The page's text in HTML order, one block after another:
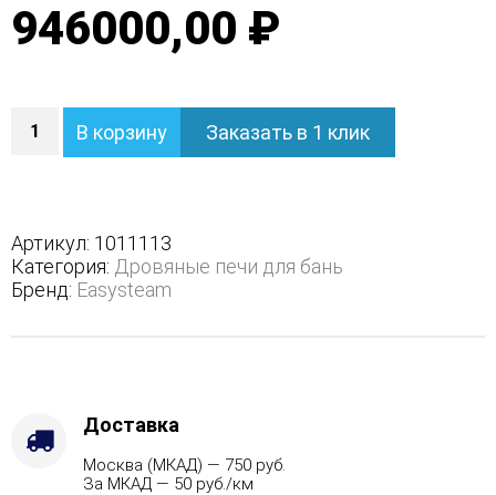
946000,00 ₽
Печь
-
Варианты
кожуха
-
Подготовка,
В корзину Заказать в 1 клик
Артикул: 1011113
Категория: Дровяные печи для бань
Бренд: Easysteam
Доставка
Москва (МКАД) — 750 руб.
За МКАД — 50 руб./км